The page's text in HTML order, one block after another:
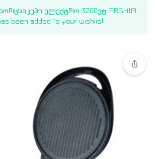
ელექტრო 3200ვტ ARSHIA
been added to your wishlist